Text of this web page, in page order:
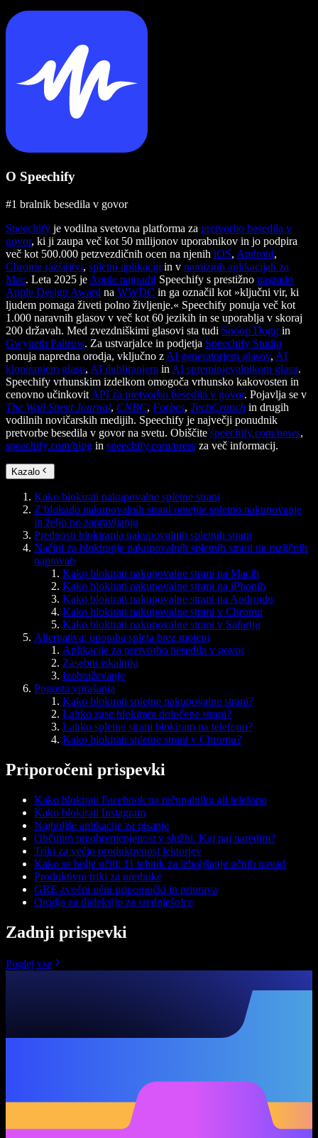
O Speechify
#1 bralnik besedila v govor
Speechify je vodilna svetovna platforma za pretvorbo besedila v
govor, ki ji zaupa več kot 50 milijonov uporabnikov in jo podpira
več kot 500.000 petzvezdičnih ocen na njenih iOS, Android,
Chrome razširitvi, spletni aplikaciji in v namiznih aplikacijah za
Mac. Leta 2025 je Apple nagradil Speechify s prestižno nagrado
Apple Design Award na WWDC in ga označil kot »ključni vir, ki
ljudem pomaga živeti polno življenje.« Speechify ponuja več kot
1.000 naravnih glasov v več kot 60 jezikih in se uporablja v skoraj
200 državah. Med zvezdniškimi glasovi sta tudi Snoop Dogg in
Gwyneth Paltrow. Za ustvarjalce in podjetja Speechify Studio
ponuja napredna orodja, vključno z AI generatorjem glasov, AI
kloniranjem glasu, AI dubliranjem in AI spreminjevalnikom glasu.
Speechify vrhunskim izdelkom omogoča vrhunsko kakovosten in
cenovno učinkovit API za pretvorbo besedila v govor. Pojavlja se v
The Wall Street Journal, CNBC, Forbes, TechCrunch in drugih
vodilnih novičarskih medijih. Speechify je največji ponudnik
pretvorbe besedila v govor na svetu. Obiščite speechify.com/news,
speechify.com/blog in speechify.com/press za več informacij.
Kazalo
Kako blokirati nakupovalne spletne strani
Z blokado nakupovalnih strani omejite spletno nakupovanje
in željo po zapravljanju
Prednosti blokiranja nakupovalnih spletnih strani
Načini za blokiranje nakupovalnih spletnih strani na različnih
napravah
Kako blokirati nakupovalne strani na Macih
Kako blokirati nakupovalne strani na iPhonih
Kako blokirati nakupovalne strani na Androidu
Kako blokirati nakupovalne strani v Chromu
Kako blokirati nakupovalne strani v Safariju
Alternativa: uporaba spleta brez motenj
Aplikacije za pretvorbo besedila v govor
Zasebni iskalniki
Izobraževanje
Pogosta vprašanja
Kako blokirati spletne nakupovalne strani?
Lahko zase blokiram določene strani?
Lahko spletne strani blokiram na telefonu?
Kako blokirati spletne strani v Chromu?
Priporočeni prispevki
Kako blokirati Facebook na računalniku ali telefonu
Kako blokirati Instagram
Najboljše aplikacije za pisanje
Občutim preobremenjenost v službi. Kaj naj naredim?
Triki za večjo produktivnost lektorjev
Kako se bolje učiti: 11 tehnik za izboljšanje učnih navad
Produktivni triki za urednike
GRE zvočni učni pripomočki in priprava
Orodja za disleksijo za srednješolce
Zadnji prispevki
Poglej vse